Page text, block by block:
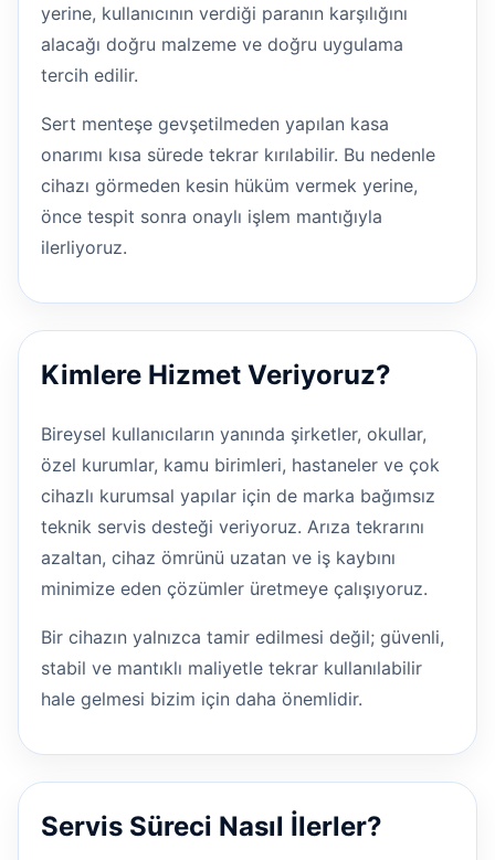
yerine, kullanıcının verdiği paranın karşılığını
alacağı doğru malzeme ve doğru uygulama
tercih edilir.
Sert menteşe gevşetilmeden yapılan kasa
onarımı kısa sürede tekrar kırılabilir. Bu nedenle
cihazı görmeden kesin hüküm vermek yerine,
önce tespit sonra onaylı işlem mantığıyla
ilerliyoruz.
Kimlere Hizmet Veriyoruz?
Bireysel kullanıcıların yanında şirketler, okullar,
özel kurumlar, kamu birimleri, hastaneler ve çok
cihazlı kurumsal yapılar için de marka bağımsız
teknik servis desteği veriyoruz. Arıza tekrarını
azaltan, cihaz ömrünü uzatan ve iş kaybını
minimize eden çözümler üretmeye çalışıyoruz.
Bir cihazın yalnızca tamir edilmesi değil; güvenli,
stabil ve mantıklı maliyetle tekrar kullanılabilir
hale gelmesi bizim için daha önemlidir.
Servis Süreci Nasıl İlerler?